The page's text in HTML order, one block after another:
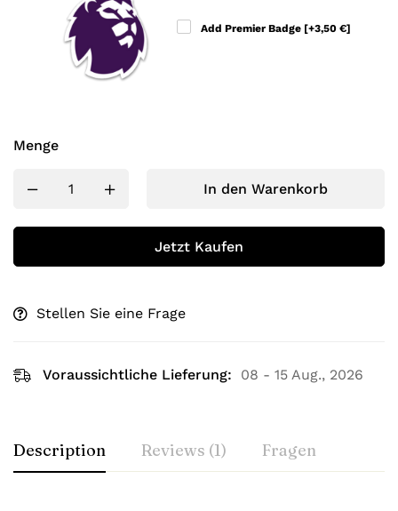
Add Premier Badge [+3,50 €]
Menge
In den Warenkorb
Jetzt Kaufen
Stellen Sie eine Frage
Voraussichtliche Lieferung: 08 - 15 Aug., 2026
Description Reviews (1) Fragen